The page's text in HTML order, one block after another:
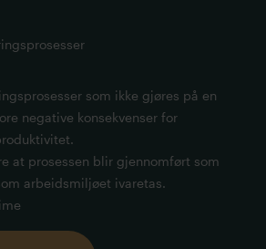
som ikke gjøres på en
negative konsekvenser for
at prosessen blir gjennomført som
arbeidsmiljøet ivaretas.